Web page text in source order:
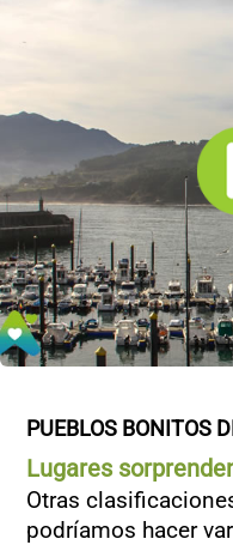
PUEBLOS BONITOS
Lugares
Otras
podríamos hacer